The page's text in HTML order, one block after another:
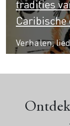
tradities
Verhalen,